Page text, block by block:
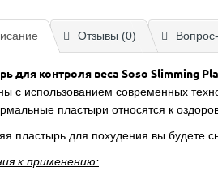
Отзывы (0)
для контроля веса Soso Slimming
с использованием современных
пластыри относятся к
пластырь для похудения вы будете
к применению: